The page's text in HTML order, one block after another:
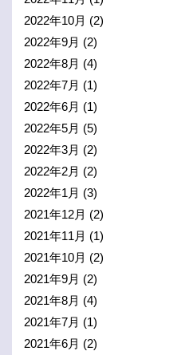
2022年10月 (2)
2022年9月 (2)
2022年8月 (4)
2022年7月 (1)
2022年6月 (1)
2022年5月 (5)
2022年3月 (2)
2022年2月 (2)
2022年1月 (3)
2021年12月 (2)
2021年11月 (1)
2021年10月 (2)
2021年9月 (2)
2021年8月 (4)
2021年7月 (1)
2021年6月 (2)